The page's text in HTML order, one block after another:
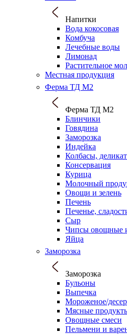
Напитки
Вода кокосовая
Комбуча
Лечебные воды
Лимонад
Растительное
Местная продукция
Ферма ТД М2
Ферма ТД М2
Блинчики
Говядина
Заморозка
Индейка
Колбасы,
Консервация
Курица
Молочный
Овощи и зелень
Печень
Печенье,
Сыр
Чипсы овощные
Яйца
Заморозка
Заморозка
Бульоны
Выпечка
Мороженое/
Мясные
Овощные смеси
Пельмени и